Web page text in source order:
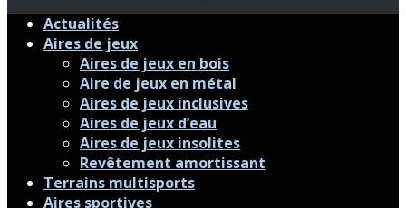
Actualités
Aires de jeux
Aires de jeux en bois
Aire de jeux en métal
Aires de jeux inclusives
Aires de jeux d’eau
Aires de jeux insolites
Revêtement amortissant
Terrains multisports
Aires sportives